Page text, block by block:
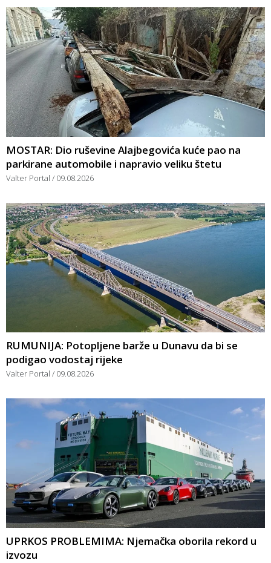
MOSTAR: Dio ruševine Alajbegovića kuće pao na
parkirane automobile i napravio veliku štetu
Valter Portal 09.08.2026
RUMUNIJA: Potopljene barže u Dunavu da bi se
podigao vodostaj rijeke
Valter Portal 09.08.2026
UPRKOS PROBLEMIMA: Njemačka oborila rekord u
izvozu